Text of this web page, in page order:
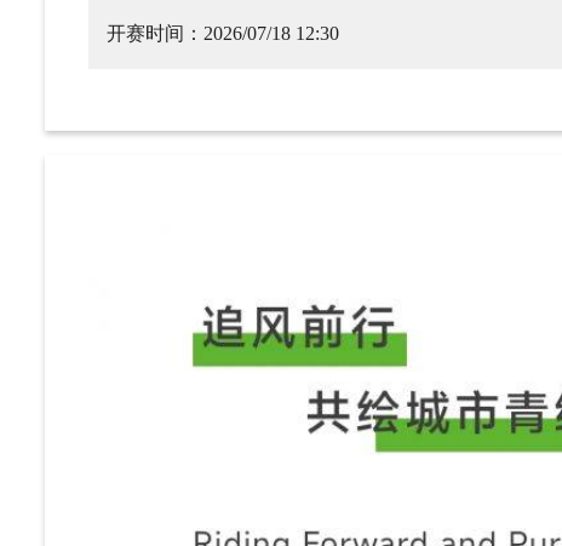
开赛时间：2026/07/18 12:30